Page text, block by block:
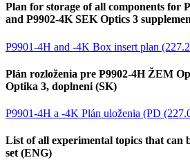
Plan for storage of all components for
and P9902-4K SEK Optics 3
P9901-4H and -4K Box insert plan
Plán rozloženia pre P9902-4H ŽEM
Optika 3, doplneni (SK)
P9901-4H a -4K Plán uloženia (PD
List of all experimental topics that can
set (ENG)